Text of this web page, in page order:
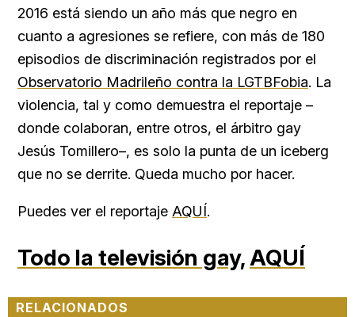
2016 está siendo un año más que negro en
cuanto a agresiones se refiere, con más de 180
episodios de discriminación registrados por el
Observatorio Madrileño contra la LGTBFobia. La
violencia, tal y como demuestra el reportaje –
donde colaboran, entre otros, el árbitro gay
Jesús Tomillero–, es solo la punta de un iceberg
que no se derrite. Queda mucho por hacer.
Puedes ver el reportaje AQUÍ.
Todo la televisión gay,AQUÍ
RELACIONADOS